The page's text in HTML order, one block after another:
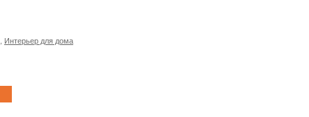
Интерьер для дома